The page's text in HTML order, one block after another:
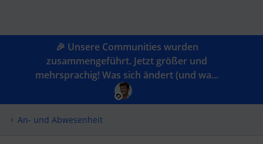
🎉 Unsere Communities wurden
zusammengeführt. Jetzt größer und
mehrsprachig! Was sich ändert (und wa...
An- und Abwesenheit